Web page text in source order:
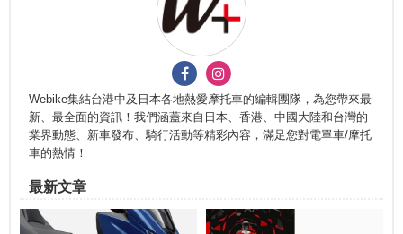
Webike集結台港中及日本各地熱愛摩托車的編輯團隊，為您帶來最
新、最全面的資訊！我們涵蓋來自日本、香港、中國大陸和台灣的
業界動態、新車發布、騎行活動等精彩內容，滿足您對電單車/摩托
車的熱情！
最新文章